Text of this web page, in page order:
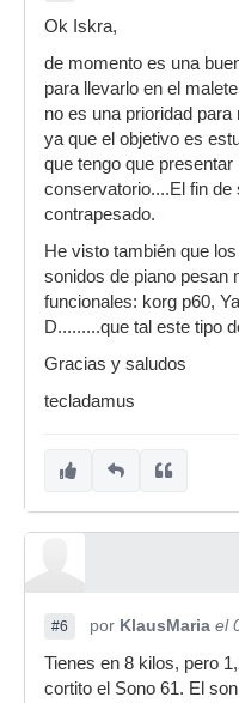
Ok Iskra,
de momento es una
para llevarlo en el
no es una prioridad
ya que el objetivo es
que tengo que
conservatorio....El fin de
contrapesado.
He visto también que
sonidos de piano pesan
funcionales: korg p60,
D.........que tal este tipo
Gracias y saludos
tecladamus
#6 por KlausMaria el
Tienes en 8 kilos, pero
cortito el Sono 61. El